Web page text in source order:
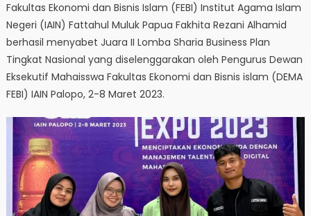
Fakultas Ekonomi dan Bisnis Islam (FEBI) Institut Agama Islam
Negeri (IAIN) Fattahul Muluk Papua Fakhita Rezani Alhamid
berhasil menyabet Juara II Lomba Sharia Business Plan
Tingkat Nasional yang diselenggarakan oleh Pengurus Dewan
Eksekutif Mahaisswa Fakultas Ekonomi dan Bisnis islam (DEMA
FEBI) IAIN Palopo, 2-8 Maret 2023.